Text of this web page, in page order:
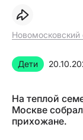
Новомосковский
Дети
На теплой
Москве
прихожане.